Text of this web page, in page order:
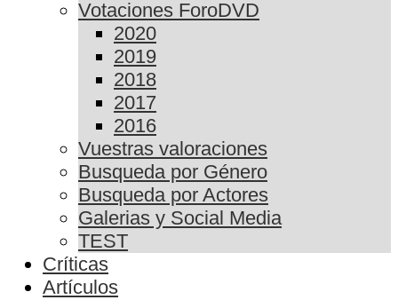
Votaciones ForoDVD
2020
2019
2018
2017
2016
Vuestras valoraciones
Busqueda por Género
Busqueda por Actores
Galerias y Social Media
TEST
Críticas
Artículos